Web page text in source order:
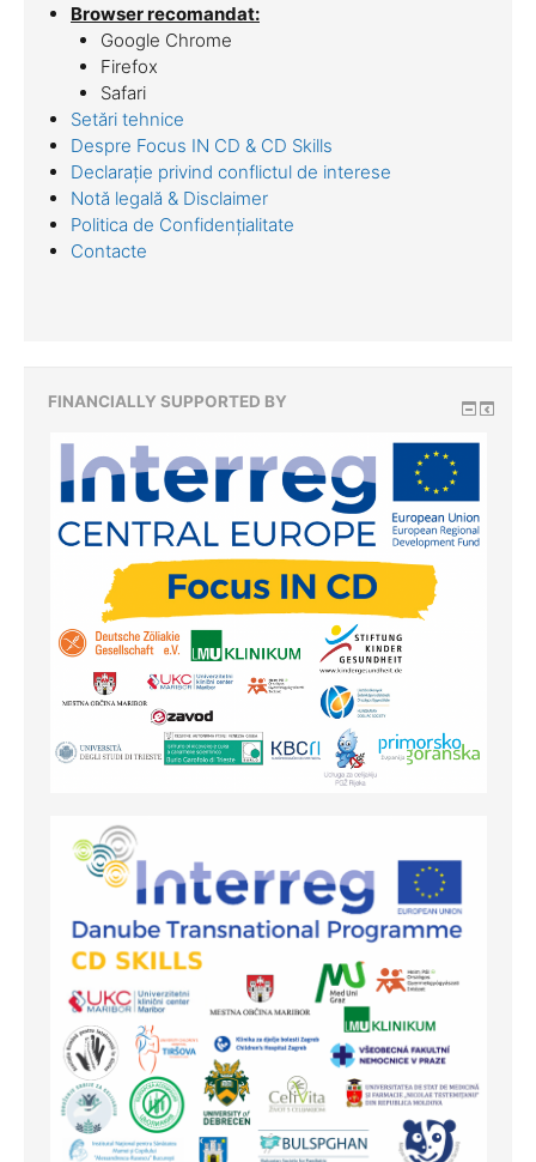
Browser recomandat:
Google Chrome
Firefox
Safari
Setări tehnice
Despre Focus IN CD & CD Skills
Declarație privind conflictul de interese
Notă legală & Disclaimer
Politica de Confidențialitate
Contacte
FINANCIALLY SUPPORTED BY